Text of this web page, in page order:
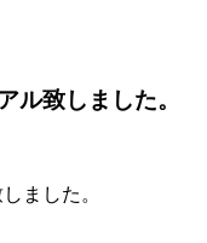
ル致しました。
ました。